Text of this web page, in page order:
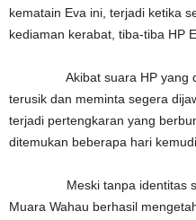
kematain Eva ini, terjadi ketika
kediaman kerabat, tiba-tiba HP
Akibat suara HP yang
terusik dan meminta segera
terjadi pertengkaran yang
ditemukan beberapa hari
Meski tanpa identitas
Muara Wahau berhasil